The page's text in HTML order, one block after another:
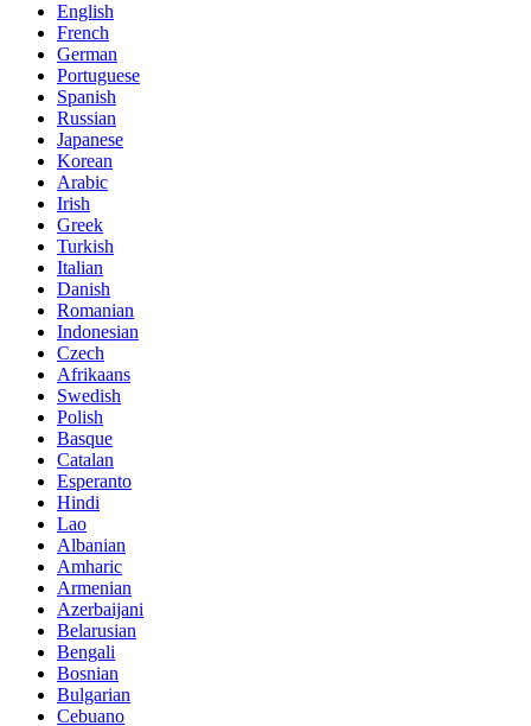
English
French
German
Portuguese
Spanish
Russian
Japanese
Korean
Arabic
Irish
Greek
Turkish
Italian
Danish
Romanian
Indonesian
Czech
Afrikaans
Swedish
Polish
Basque
Catalan
Esperanto
Hindi
Lao
Albanian
Amharic
Armenian
Azerbaijani
Belarusian
Bengali
Bosnian
Bulgarian
Cebuano